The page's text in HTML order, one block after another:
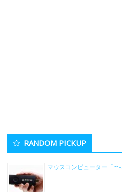
RANDOM PICKUP
マウスコンピューター「m-